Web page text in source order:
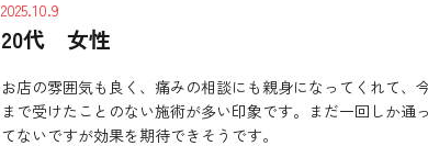
2025.10.9
20代 女性
お店の雰囲気も良く、痛みの相談にも親身になってくれて、
まで受けたことのない施術が多い印象です。まだ一回しか通っ
てないですが効果を期待できそうです。